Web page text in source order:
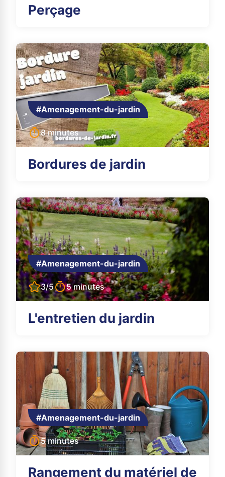
Perçage
#Amenagement-du-jardin
8 minutes
Bordures de jardin
#Amenagement-du-jardin
3/5 5 minutes
L'entretien du jardin
#Amenagement-du-jardin
5 minutes
Rangement du matériel de